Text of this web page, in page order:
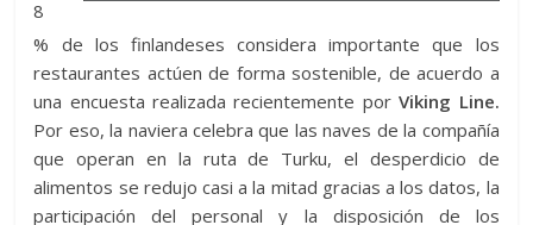
8
% de los finlandeses considera importante que los
restaurantes actúen de forma sostenible, de acuerdo a
una encuesta realizada recientemente porViking Line.
Por eso, la naviera celebra que las naves de la compañía
que operan en la ruta de Turku, el desperdicio de
alimentos se redujo casi a la mitad gracias a los datos, la
participación del personal y la disposición de los